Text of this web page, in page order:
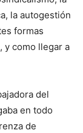
la autogestión
formas
y como llegar a
del
en todo
de